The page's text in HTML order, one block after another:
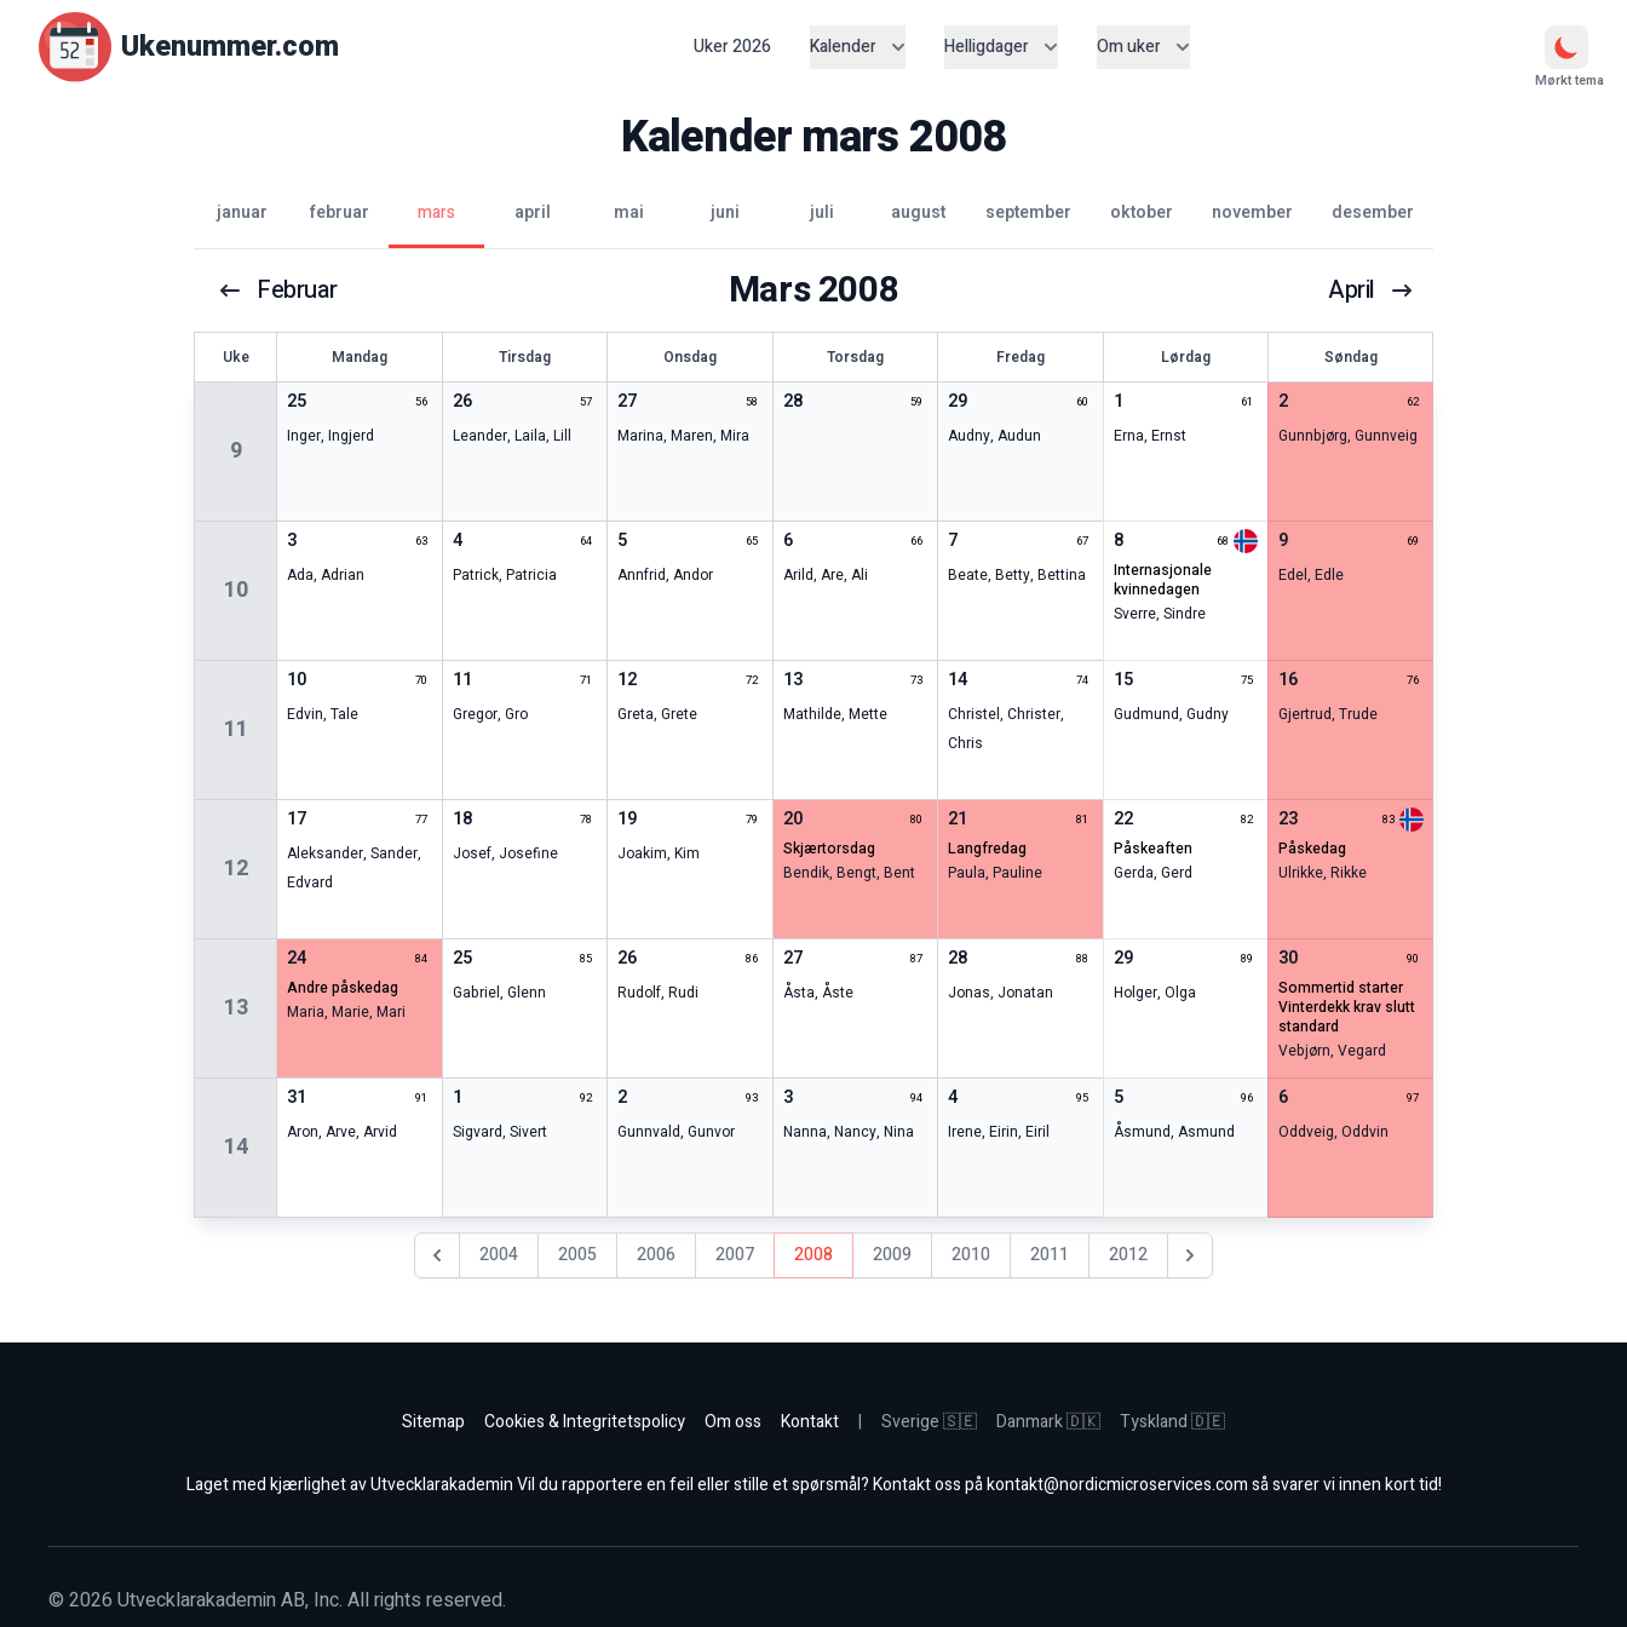
Ukenummer.com Uker2026 Kalender Helligdager Om uker
Mørkt tema
Kalendermars2008
januar februar mars april mai juni juli august september oktober november desember
Februar Mars2008 April
Uke Mandag Tirsdag Onsdag Torsdag Fredag Lørdag Søndag
9
25 56
Inger,Ingjerd
26 57
Leander, Laila, Lill
27 58
Marina,Maren,Mira
28 59 29 60
Audny,Audun
1 61
Erna, Ernst
2 62
Gunnbjørg,Gunnveig
10
3 63
Ada,Adrian
4 64
Patrick, Patricia
5 65
Annfrid,Andor
6 66
Arild, Are, Ali
7 67
Beate,Betty,Bettina
8 68
internasjonale
kvinnedagen
Sverre, Sindre
9 69
Edel,Edle
11
10 70
Edvin,Tale
11 71
Gregor, Gro
12 72
Greta,Grete
13 73
Mathilde, Mette
14 74
Christel,Christer,
Chris
15 75
Gudmund, Gudny
16 76
Gjertrud,Trude
12
17 77
Aleksander,Sander,
Edvard
18 78
Josef, Josefine
19 79
Joakim,Kim
20 80
skjærtorsdag
Bendik, Bengt, Bent
21 81
langfredag
Paula,Pauline
22 82
påskeaften
Gerda, Gerd
23 83
påskedag
Ulrikke,Rikke
13
24 84
andre påskedag
Maria,Marie,Mari
25 85
Gabriel, Glenn
26 86
Rudolf,Rudi
27 87
Åsta, Åste
28 88
Jonas, Jonatan
29 89
Holger, Olga
30 90
sommertid starter
vinterdekk krav slutt
standard
Vebjørn,Vegard
14
31 91
Aron,Arve,Arvid
1 92
Sigvard, Sivert
2 93
Gunnvald,Gunvor
3 94
Nanna, Nancy, Nina
4 95
Irene,Eirin,Eiril
5 96
Åsmund, Asmund
6 97
Oddveig,Oddvin
Föregående år
2004 2005 2006 2007 2008 2009 2010 2011 2012 Nästa år
Sitemap Cookies & Integritetspolicy Om oss Kontakt | Sverige 🇸🇪 Danmark 🇩🇰 Tyskland 🇩🇪
Laget med kjærlighet av Utvecklarakademin Vil du rapportere en feil eller stille et spørsmål? Kontakt oss påkontakt@nordicmicroservices.comså svarer vi innen kort tid!
© 2026 Utvecklarakademin AB, Inc. All rights reserved.